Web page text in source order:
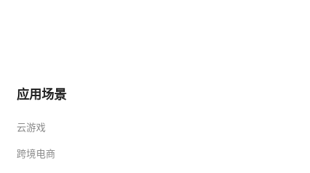
应用场景
云游戏
跨境电商